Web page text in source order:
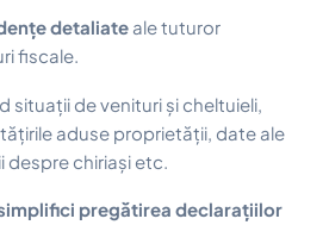
detaliate ale tuturor
fiscale.
situații de venituri și cheltuieli,
aduse proprietății, date ale
chiriași etc.
pregătirea declarațiilor